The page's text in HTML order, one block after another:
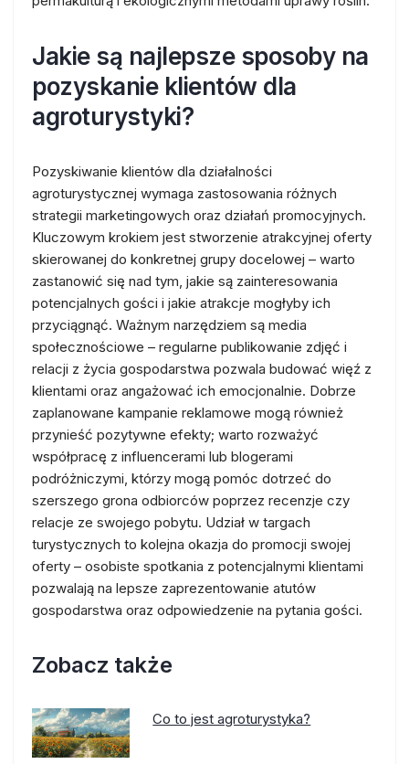
Jakie są najlepsze sposoby na
pozyskanie klientów dla
agroturystyki?
Pozyskiwanie klientów dla działalności
agroturystycznej wymaga zastosowania różnych
strategii marketingowych oraz działań promocyjnych.
Kluczowym krokiem jest stworzenie atrakcyjnej oferty
skierowanej do konkretnej grupy docelowej – warto
zastanowić się nad tym, jakie są zainteresowania
potencjalnych gości i jakie atrakcje mogłyby ich
przyciągnąć. Ważnym narzędziem są media
społecznościowe – regularne publikowanie zdjęć i
relacji z życia gospodarstwa pozwala budować więź z
klientami oraz angażować ich emocjonalnie. Dobrze
zaplanowane kampanie reklamowe mogą również
przynieść pozytywne efekty; warto rozważyć
współpracę z influencerami lub blogerami
podróżniczymi, którzy mogą pomóc dotrzeć do
szerszego grona odbiorców poprzez recenzje czy
relacje ze swojego pobytu. Udział w targach
turystycznych to kolejna okazja do promocji swojej
oferty – osobiste spotkania z potencjalnymi klientami
pozwalają na lepsze zaprezentowanie atutów
gospodarstwa oraz odpowiedzenie na pytania gości.
Zobacz także
Co to jest agroturystyka?